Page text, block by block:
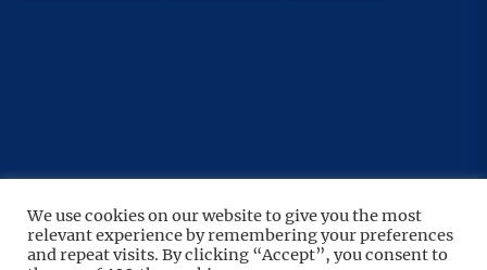
UP↑
Copyright © 2026 நிதர்சனம்.All rights reserved.
We use cookies on our website to give you the most
relevant experience by remembering your preferences
and repeat visits. By clicking “Accept”, you consent to